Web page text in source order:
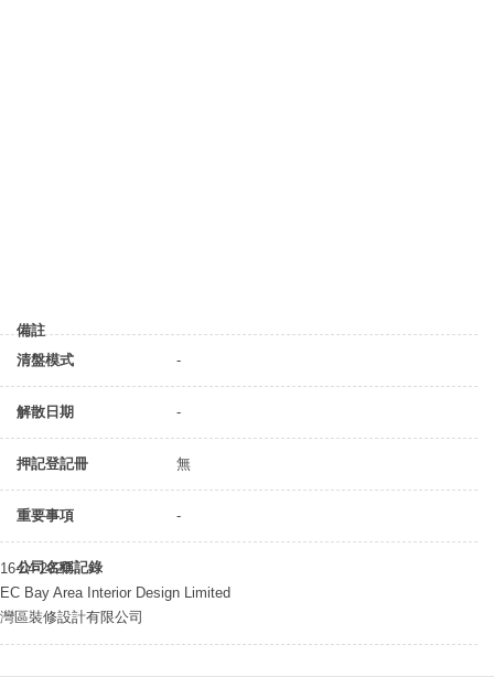
備註
清盤模式
-
解散日期 -
押記登記冊 無
重要事項 -
公司名稱記錄
16-04-2020
EC Bay Area Interior Design Limited
灣區裝修設計有限公司